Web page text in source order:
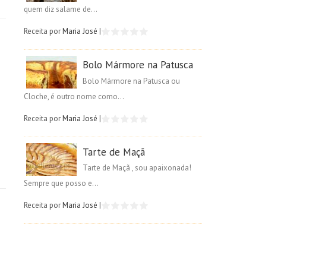
quem diz salame de...
Receita porMaria José |
Bolo Mármore na Patusca
Bolo Mármore na Patusca ou
Cloche, é outro nome como...
Receita porMaria José |
Tarte de Maçã
Tarte de Maçã , sou apaixonada!
Sempre que posso e...
Receita porMaria José |